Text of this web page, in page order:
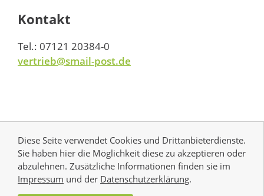
Kontakt
Tel.: 07121 20384-0
vertrieb@smail-post.de
Diese Seite verwendet Cookies und Drittanbieterdienste.
Sie haben hier die Möglichkeit diese zu akzeptieren oder
abzulehnen. Zusätzliche Informationen finden sie im
Impressum und der Datenschutzerklärung.